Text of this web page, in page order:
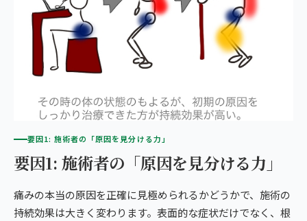
9院の比較・選び方
要因1: 施術者の「原因を見分ける力」
要因1: 施術者の「原因を見分ける力」
痛みの本当の原因を正確に見極められるかどうかで、施術の
持続効果は大きく変わります。表面的な症状だけでなく、根